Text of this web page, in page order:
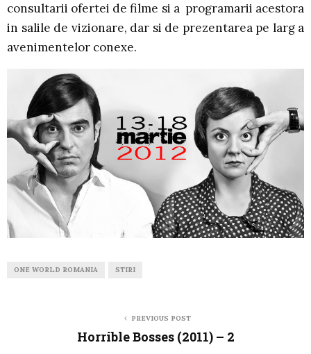
consultarii ofertei de filme si a programarii acestora
in salile de vizionare, dar si de prezentarea pe larg a
avenimentelor conexe.
ONE WORLD ROMANIA STIRI
PREVIOUS POST
Horrible Bosses (2011) – 2